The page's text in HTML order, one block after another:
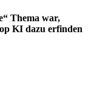
Thema war,
KI dazu erfinden